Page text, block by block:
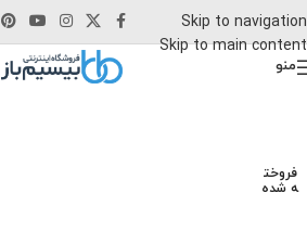
Skip to navigation
Skip to main content
منو
فروخت
ه شده